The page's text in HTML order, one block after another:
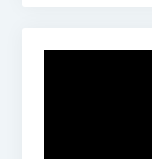
Финансијски план